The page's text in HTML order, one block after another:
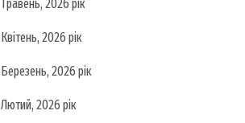
Травень, 2026 рік
Квітень, 2026 рік
Березень, 2026 рік
Лютий, 2026 рік